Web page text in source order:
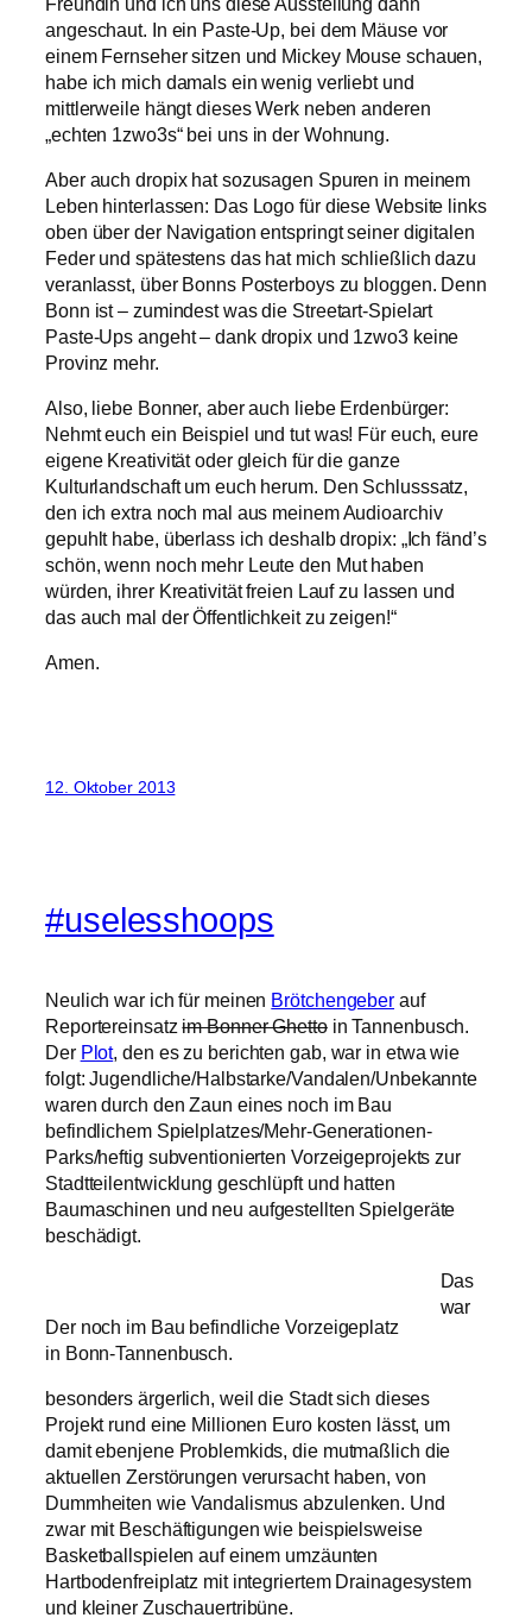
angeschaut. In ein Paste-Up, bei dem Mäuse vor
einem Fernseher sitzen und Mickey Mouse schauen,
habe ich mich damals ein wenig verliebt und
mittlerweile hängt dieses Werk neben anderen
„echten 1zwo3s“ bei uns in der Wohnung.
Aber auch dropix hat sozusagen Spuren in meinem
Leben hinterlassen: Das Logo für diese Website links
oben über der Navigation entspringt seiner digitalen
Feder und spätestens das hat mich schließlich dazu
veranlasst, über Bonns Posterboys zu bloggen. Denn
Bonn ist – zumindest was die Streetart-Spielart
Paste-Ups angeht – dank dropix und 1zwo3 keine
Provinz mehr.
Also, liebe Bonner, aber auch liebe Erdenbürger:
Nehmt euch ein Beispiel und tut was! Für euch, eure
eigene Kreativität oder gleich für die ganze
Kulturlandschaft um euch herum. Den Schlusssatz,
den ich extra noch mal aus meinem Audioarchiv
gepuhlt habe, überlass ich deshalb dropix: „Ich fänd’s
schön, wenn noch mehr Leute den Mut haben
würden, ihrer Kreativität freien Lauf zu lassen und
das auch mal der Öffentlichkeit zu zeigen!“
Amen.
12. Oktober 2013
#uselesshoops
Neulich war ich für meinen Brötchengeber auf
Reportereinsatzim Bonner Ghettoin Tannenbusch.
Der Plot, den es zu berichten gab, war in etwa wie
folgt: Jugendliche/Halbstarke/Vandalen/Unbekannte
waren durch den Zaun eines noch im Bau
befindlichem Spielplatzes/Mehr-Generationen-
Parks/heftig subventionierten Vorzeigeprojekts zur
Stadtteilentwicklung geschlüpft und hatten
Baumaschinen und neu aufgestellten Spielgeräte
beschädigt.
Der noch im Bau befindliche Vorzeigeplatz
in Bonn-Tannenbusch.
Das
war
besonders ärgerlich, weil die Stadt sich dieses
Projekt rund eine Millionen Euro kosten lässt, um
damit ebenjene Problemkids, die mutmaßlich die
aktuellen Zerstörungen verursacht haben, von
Dummheiten wie Vandalismus abzulenken. Und
zwar mit Beschäftigungen wie beispielsweise
Basketballspielen auf einem umzäunten
Hartbodenfreiplatz mit integriertem Drainagesystem
und kleiner Zuschauertribüne.